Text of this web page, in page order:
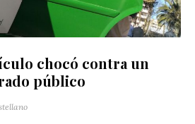
chocó contra un
público